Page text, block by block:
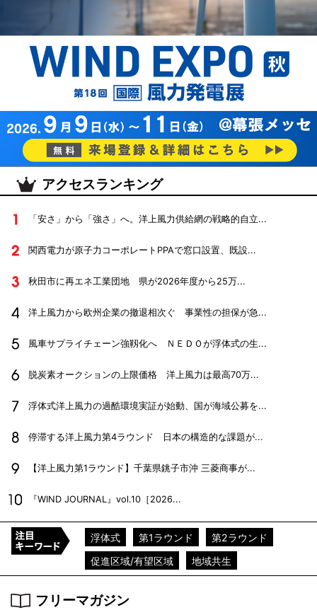
アクセスランキング
「安さ」から「強さ」へ。洋上風力供給網の戦略的自立...
関西電力が原子力コーポレートPPAで窓口設置、既設...
秋田市に再エネ工業団地 県が2026年度から25万...
洋上風力から欧州企業の撤退相次ぐ 事業性の担保が急...
風車サプライチェーン強靱化へ ＮＥＤＯが浮体式の生...
脱炭素オークションの上限価格 洋上風力は最高70万...
浮体式洋上風力の過酷環境実証が始動、国が海域公募を...
停滞する洋上風力第4ラウンド 日本の構造的な課題が...
【洋上風力第1ラウンド】千葉県銚子市沖 三菱商事が...
『WIND JOURNAL』vol.10［2026...
浮体式 第1ラウンド
第2ラウンド
促進区域/有望区域
地域共生
フリーマガジン